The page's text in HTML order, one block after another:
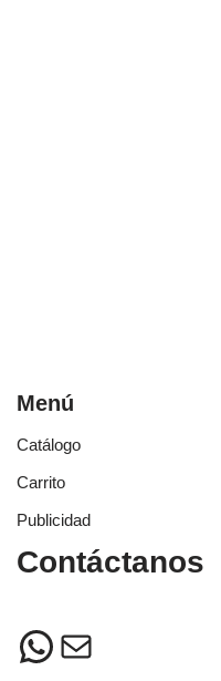
Menú
Catálogo
Carrito
Publicidad
Contáctanos